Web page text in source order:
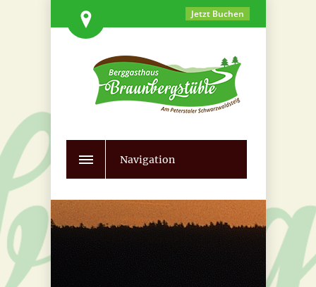
Jetzt Buchen
Navigation